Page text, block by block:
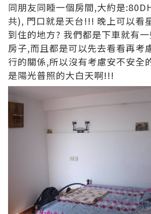
同朋友同睡一個房間,大約是
共), 門口就是天台!!! 晚上可以看
到住的地方? 我們都是下車就有
房子,而且都是可以先去看看再考
行的關係,所以沒有考慮安不安全
是陽光普照的大白天啊!!!